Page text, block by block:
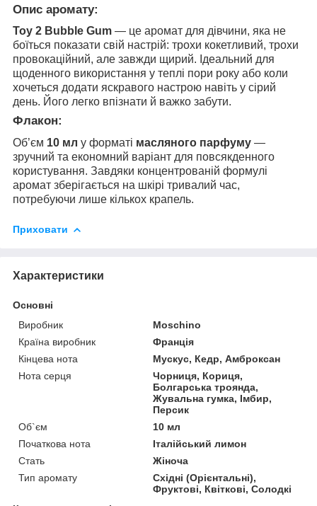
Опис аромату:
Toy 2 Bubble Gum — це аромат для дівчини, яка не
боїться показати свій настрій: трохи кокетливий, трохи
провокаційний, але завжди щирий. Ідеальний для
щоденного використання у теплі пори року або коли
хочеться додати яскравого настрою навіть у сірий
день. Його легко впізнати й важко забути.
Флакон:
Об’єм 10 мл у форматі масляного парфуму —
зручний та економний варіант для повсякденного
користування. Завдяки концентрованій формулі
аромат зберігається на шкірі тривалий час,
потребуючи лише кількох крапель.
Приховати
Характеристики
Основні
Виробник
Moschino
Країна виробник
Франція
Кінцева нота
Мускус, Кедр, Амброксан
Нота серця
Чорниця, Кориця,
Болгарська троянда,
Жувальна гумка, Імбир,
Персик
Об`єм
10 мл
Початкова нота
Італійський лимон
Стать
Жіноча
Тип аромату
Східні (Орієнтальні),
Фруктові, Квіткові, Солодкі